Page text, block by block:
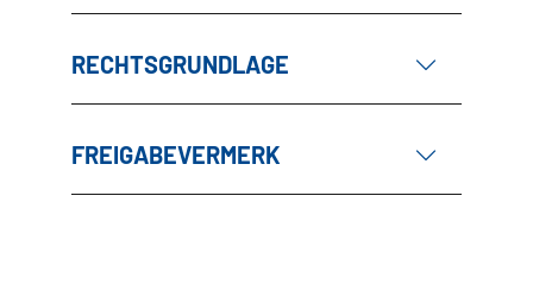
RECHTSGRUNDLAGE
FREIGABEVERMERK